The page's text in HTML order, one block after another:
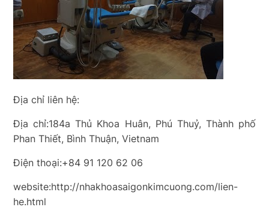
Địa chỉ liên hệ:
Địa chỉ:184a Thủ Khoa Huân, Phú Thuỷ, Thành phố
Phan Thiết, Bình Thuận, Vietnam
Điện thoại:+84 91 120 62 06
website:http://nhakhoasaigonkimcuong.com/lien-
he.html